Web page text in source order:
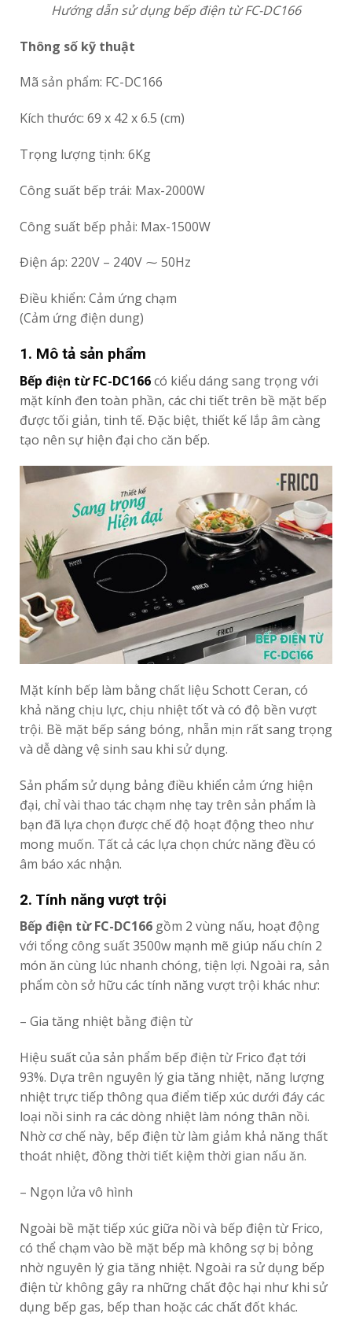
Hướng dẫn sử dụng bếp điện từ FC-DC166
Thông số kỹ thuật
Mã sản phẩm: FC-DC166
Kích thước: 69 x 42 x 6.5 (cm)
Trọng lượng tịnh: 6Kg
Công suất bếp trái: Max-2000W
Công suất bếp phải: Max-1500W
Điện áp: 220V – 240V ⁓ 50Hz
Điều khiển: Cảm ứng chạm
(Cảm ứng điện dung)
1. Mô tả sản phẩm
Bếp điện từ FC-DC166có kiểu dáng sang trọng với
mặt kính đen toàn phần, các chi tiết trên bề mặt bếp
được tối giản, tinh tế. Đặc biệt, thiết kế lắp âm càng
tạo nên sự hiện đại cho căn bếp.
Mặt kính bếp làm bằng chất liệu Schott Ceran, có
khả năng chịu lực, chịu nhiệt tốt và có độ bền vượt
trội. Bề mặt bếp sáng bóng, nhẵn mịn rất sang trọng
và dễ dàng vệ sinh sau khi sử dụng.
Sản phẩm sử dụng bảng điều khiển cảm ứng hiện
đại, chỉ vài thao tác chạm nhẹ tay trên sản phẩm là
bạn đã lựa chọn được chế độ hoạt động theo như
mong muốn. Tất cả các lựa chọn chức năng đều có
âm báo xác nhận.
2. Tính năng vượt trội
Bếp điện từ FC-DC166 gồm 2 vùng nấu, hoạt động
với tổng công suất 3500w mạnh mẽ giúp nấu chín 2
món ăn cùng lúc nhanh chóng, tiện lợi. Ngoài ra, sản
phẩm còn sở hữu các tính năng vượt trội khác như:
– Gia tăng nhiệt bằng điện từ
Hiệu suất của sản phẩm bếp điện từ Frico đạt tới
93%. Dựa trên nguyên lý gia tăng nhiệt, năng lượng
nhiệt trực tiếp thông qua điểm tiếp xúc dưới đáy các
loại nồi sinh ra các dòng nhiệt làm nóng thân nồi.
Nhờ cơ chế này, bếp điện từ làm giảm khả năng thất
thoát nhiệt, đồng thời tiết kiệm thời gian nấu ăn.
– Ngọn lửa vô hình
Ngoài bề mặt tiếp xúc giữa nồi và bếp điện từ Frico,
có thể chạm vào bề mặt bếp mà không sợ bị bỏng
nhờ nguyên lý gia tăng nhiệt. Ngoài ra sử dụng bếp
điện từ không gây ra những chất độc hại như khi sử
dụng bếp gas, bếp than hoặc các chất đốt khác.